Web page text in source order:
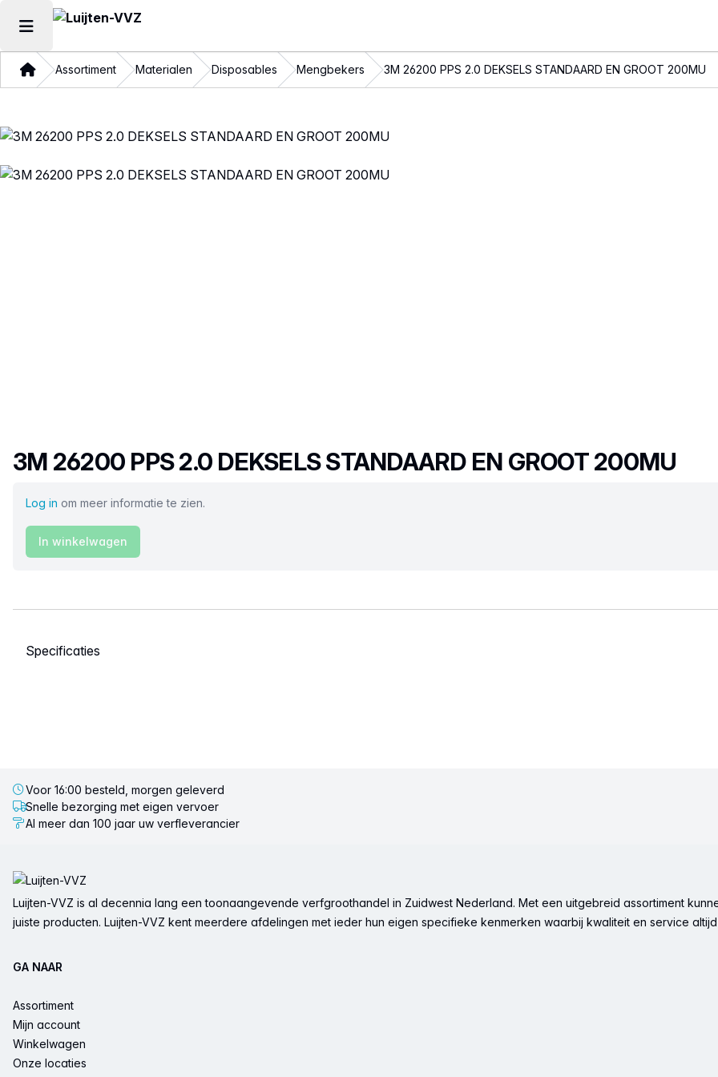
Hoofdmenu openen
ThuisAssortiment Materialen Disposables Mengbekers 3M 26200 PPS 2.0 DEKSELS STANDAARD EN GROOT 200MU
Productnaam
3M 26200 PPS 2.0 DEKSELS STANDAARD EN GROOT 200MU
Log in om meer informatie te zien.
In winkelwagen
Selecteer een tabblad
Voor 16:00 besteld, morgen geleverd
Snelle bezorging met eigen vervoer
Al meer dan 100 jaar uw verfleverancier
Luijten-VVZ is al decennia lang een toonaangevende verfgroothandel in Zuidwest Nederland. Met een uitgebreid assortiment
juiste producten. Luijten-VVZ kent meerdere afdelingen met ieder hun eigen specifieke kenmerken waarbij kwaliteit en service
GA NAAR
Assortiment
Mijn account
Winkelwagen
Onze locaties